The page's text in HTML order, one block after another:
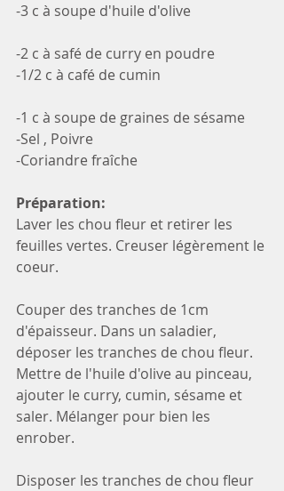
-3 c à soupe d'huile d'olive
-2 c à safé de curry en poudre
-1/2 c à café de cumin
-1 c à soupe de graines de sésame
-Sel , Poivre
-Coriandre fraîche
Préparation:
Laver les chou fleur et retirer les
feuilles vertes. Creuser légèrement le
coeur.
Couper des tranches de 1cm
d'épaisseur. Dans un saladier,
déposer les tranches de chou fleur.
Mettre de l'huile d'olive au pinceau,
ajouter le curry, cumin, sésame et
saler. Mélanger pour bien les
enrober.
Disposer les tranches de chou fleur